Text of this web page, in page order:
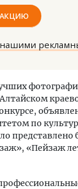
Алтайском
по
«Пейзаж